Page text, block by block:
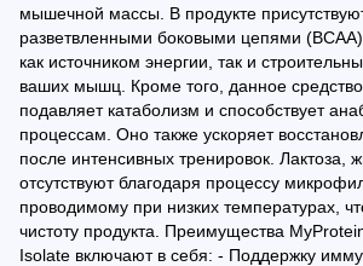
мышечной массы. В продукте
разветвленными боковыми цепями
как источником энергии, так и
ваших мышц. Кроме того, данное
подавляет катаболизм и способствует
процессам. Оно также ускоряет
после интенсивных тренировок. Лактоза,
отсутствуют благодаря процессу
проводимому при низких температурах,
чистоту продукта. Преимущества
Isolate включают в себя: - Поддержку